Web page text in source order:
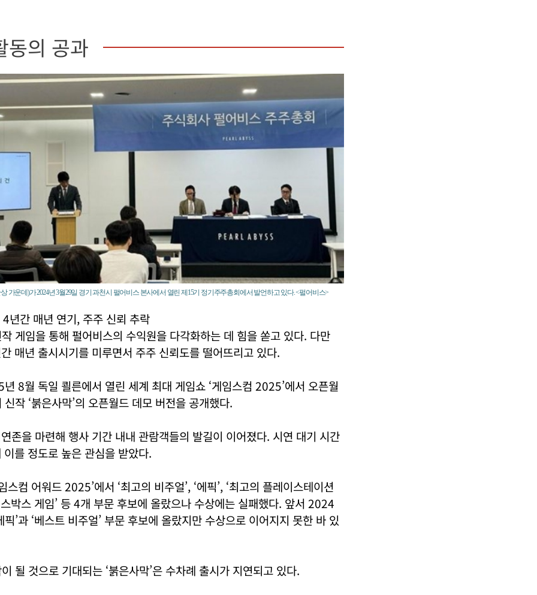
동의 공과
가운데)가 2024년 3월29일 경기 과천시 펄어비스 본사에서 열린 제15기 정기주주총회에서 발언하고 있다. <펄어비스>
년간 매년 연기, 주주 신뢰 추락
게임을 통해 펄어비스의 수익원을 다각화하는 데 힘을 쏟고 있다. 다만
간 매년 출시시기를 미루면서 주주 신뢰도를 떨어뜨리고 있다.
8월 독일 쾰른에서 열린 세계 최대 게임쇼 ‘게임스컴 2025’에서 오픈월
작 ‘붉은사막’의 오픈월드 데모 버전을 공개했다.
존을 마련해 행사 기간 내내 관람객들의 발길이 이어졌다. 시연 대기 시간
를 정도로 높은 관심을 받았다.
스컴 어워드 2025’에서 ‘최고의 비주얼’, ‘에픽’, ‘최고의 플레이스테이션
스박스 게임’ 등 4개 부문 후보에 올랐으나 수상에는 실패했다. 앞서 2024
픽’과 ‘베스트 비주얼’ 부문 후보에 올랐지만 수상으로 이어지지 못한 바 있
될 것으로 기대되는 ‘붉은사막’은 수차례 출시가 지연되고 있다.